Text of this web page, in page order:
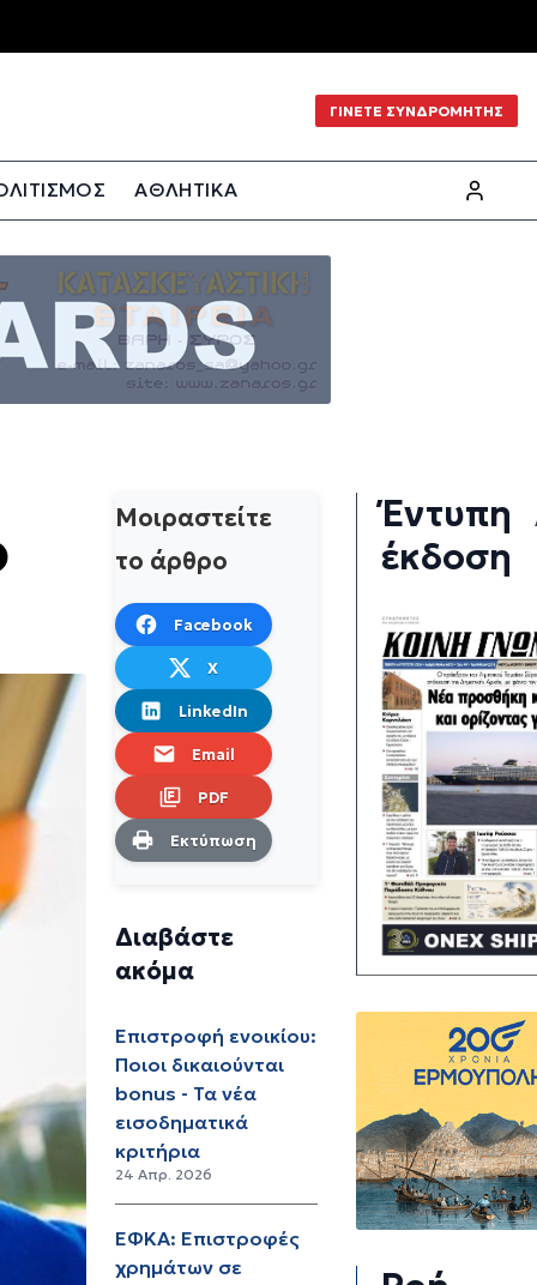
ΓΙΝΕΤΕ ΣΥΝΔΡΟΜΗΤΗΣ
ΑΘΛΗΤΙΚΑ
Μοιραστείτε
το άρθρο
Facebook
X
LinkedIn
Email
PDF
Εκτύπωση
Διαβάστε
ακόμα
Επιστροφή ενοικίου:
Ποιοι δικαιούνται
bonus - Τα νέα
εισοδηματικά
κριτήρια
24 Απρ. 2026
ΕΦΚΑ: Επιστροφές
χρημάτων σε
Έντυπη
έκδοση